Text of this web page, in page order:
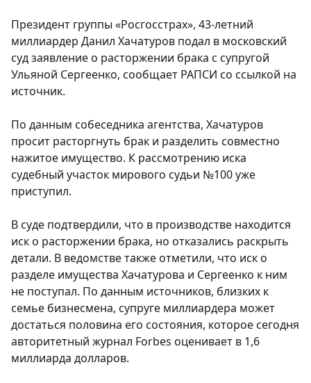
Президент группы «Росгосстрах», 43-летний
миллиардер Данил Хачатуров подал в московский
суд заявление о расторжении брака с супругой
Ульяной Сергеенко, сообщает РАПСИ со ссылкой на
источник.
По данным собеседника агентства, Хачатуров
просит расторгнуть брак и разделить совместно
нажитое имущество. К рассмотрению иска
судебный участок мирового судьи №100 уже
приступил.
В суде подтвердили, что в производстве находится
иск о расторжении брака, но отказались раскрыть
детали. В ведомстве также отметили, что иск о
разделе имущества Хачатурова и Сергеенко к ним
не поступал. По данным источников, близких к
семье бизнесмена, супруге миллиардера может
достаться половина его состояния, которое сегодня
авторитетный журнал Forbes оценивает в 1,6
миллиарда долларов.